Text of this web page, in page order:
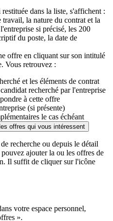
dans la liste, s'affichent :
la nature du contrat et la
si précisé, les 200
du poste, la date de
offre en cliquant sur son intitulé
Vous retrouvez :
et les éléments de contrat
recherché par l'entreprise
à cette offre
(si présente)
le cas échéant
offres qui vous intéressent
recherche ou depuis le détail
ajouter la ou les offres de
Il suffit de cliquer sur l'icône
votre espace personnel,
».